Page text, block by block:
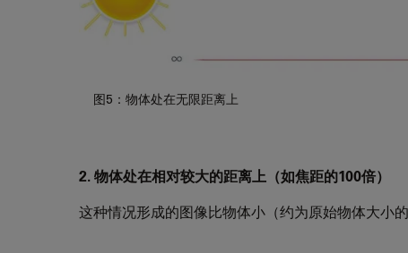
图5：物体处在无限距离上
2. 物体处在相对较大的距离上（如焦距的100倍）
这种情况形成的图像比物体小（约为原始物体大小的